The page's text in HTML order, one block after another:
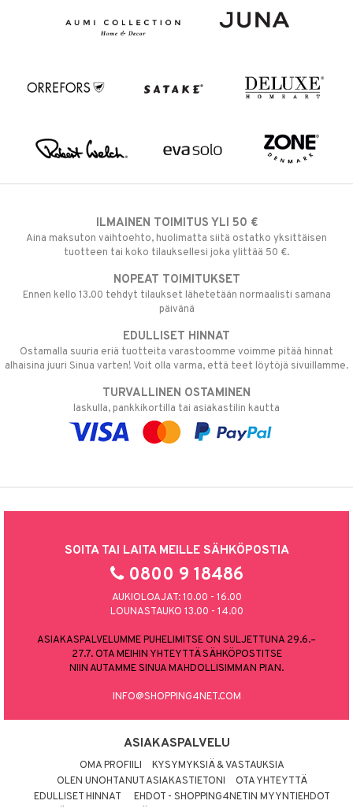
ILMAINEN TOIMITUS YLI 50 €
Aina maksuton vaihtoehto, huolimatta siitä ostatko yksittäisen
tuotteen tai koko tilauksellesi joka ylittää 50 €.
NOPEAT TOIMITUKSET
Ennen kello 13.00 tehdyt tilaukset lähetetään normaalisti samana
päivänä
EDULLISET HINNAT
Ostamalla suuria eriä tuotteita varastoomme voimme pitää hinnat
alhaisina juuri Sinua varten! Voit olla varma, että teet löytöjä sivuillamme.
TURVALLINEN OSTAMINEN
laskulla, pankkikortilla tai asiakastilin kautta
SOITA TAI LAITA MEILLE SÄHKÖPOSTIA
0800 9 18486
AUKIOLOAJAT: 10.00 - 16.00
LOUNASTAUKO 13.00 - 14.00
ASIAKASPALVELUMME PUHELIMITSE ON SULJETTUNA 29.6.–
27.7. OTA MEIHIN YHTEYTTÄ SÄHKÖPOSTITSE
NIIN AUTAMME SINUA MAHDOLLISIMMAN PIAN.
INFO@SHOPPING4NET.COM
ASIAKASPALVELU
OMA PROFIILI
KYSYMYKSIÄ & VASTAUKSIA
OLEN UNOHTANUT ASIAKASTIETONI
OTA YHTEYTTÄ
EDULLISET HINNAT
EHDOT - SHOPPING4NETIN MYYNTIEHDOT